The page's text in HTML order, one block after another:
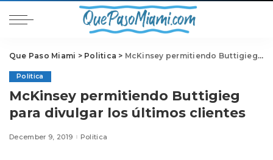
Que Paso Miami > Politica > McKinsey permitiendo Buttigieg para divulgar los últimos clientes
Politica
McKinsey permitiendo Buttigieg
para divulgar los últimos clientes
December 9, 2019 Politica